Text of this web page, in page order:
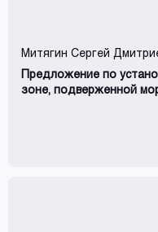
Митягин Сергей
Предложение по
зоне, подверженной